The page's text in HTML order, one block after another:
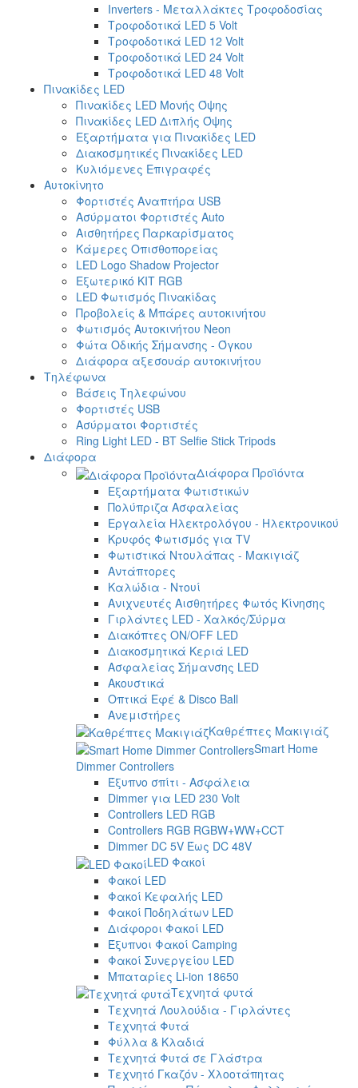
Inverters - Μεταλλάκτες Τροφοδοσίας
Τροφοδοτικά LED 5 Volt
Τροφοδοτικά LED 12 Volt
Τροφοδοτικά LED 24 Volt
Τροφοδοτικά LED 48 Volt
Πινακίδες LED
Πινακίδες LED Μονής Όψης
Πινακίδες LED Διπλής Όψης
Εξαρτήματα για Πινακίδες LED
Διακοσμητικές Πινακίδες LED
Κυλιόμενες Επιγραφές
Αυτοκίνητο
Φορτιστές Αναπτήρα USB
Ασύρματοι Φορτιστές Auto
Αισθητήρες Παρκαρίσματος
Κάμερες Οπισθοπορείας
LED Logo Shadow Projector
Εξωτερικό ΚΙΤ RGB
LED Φωτισμός Πινακίδας
Προβολείς & Μπάρες αυτοκινήτου
Φωτισμός Αυτοκινήτου Neon
Φώτα Οδικής Σήμανσης - Όγκου
Διάφορα αξεσουάρ αυτοκινήτου
Τηλέφωνα
Βάσεις Τηλεφώνου
Φορτιστές USB
Ασύρματοι Φορτιστές
Ring Light LED - BT Selfie Stick Tripods
Διάφορα
Διάφορα Προϊόντα
Εξαρτήματα Φωτιστικών
Πολύπριζα Ασφαλείας
Εργαλεία Ηλεκτρολόγου - Ηλεκτρονικού
Κρυφός Φωτισμός για TV
Φωτιστικά Ντουλάπας - Μακιγιάζ
Αντάπτορες
Καλώδια - Ντουί
Ανιχνευτές Αισθητήρες Φωτός Κίνησης
Γιρλάντες LED - Χαλκός/Σύρμα
Διακόπτες ON/OFF LED
Διακοσμητικά Κεριά LED
Ασφαλείας Σήμανσης LED
Ακουστικά
Οπτικά Εφέ & Disco Ball
Ανεμιστήρες
Καθρέπτες Μακιγιάζ
Smart Home
Dimmer Controllers
Έξυπνο σπίτι - Ασφάλεια
Dimmer για LED 230 Volt
Controllers LED RGB
Controllers RGB RGBW+WW+CCT
Dimmer DC 5V Έως DC 48V
LED Φακοί
Φακοί LED
Φακοί Κεφαλής LED
Φακοί Ποδηλάτων LED
Διάφοροι Φακοί LED
Έξυπνοι Φακοί Camping
Φακοί Συνεργείου LED
Μπαταρίες Li-ion 18650
Τεχνητά φυτά
Τεχνητά Λουλούδια - Γιρλάντες
Τεχνητά Φυτά
Φύλλα & Κλαδιά
Τεχνητά Φυτά σε Γλάστρα
Τεχνητό Γκαζόν - Χλοοτάπητας